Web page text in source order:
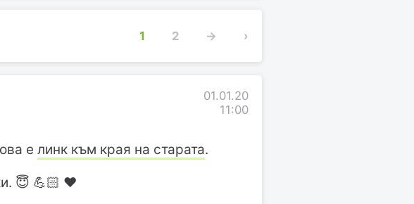
1 2 → ›
01.01.20
11:00
е линк към края на старата.
😇 💪🏻 ❤